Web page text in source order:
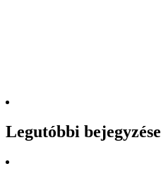
Legutóbbi